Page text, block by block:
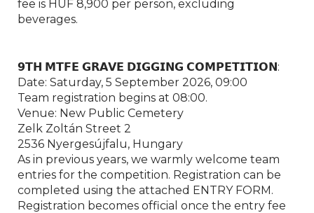
fee is HUF 8,900 per person, excluding
beverages.
𝟵𝗧𝗛 𝗠𝗧𝗙𝗘 𝗚𝗥𝗔𝗩𝗘 𝗗𝗜𝗚𝗚𝗜𝗡𝗚 𝗖𝗢𝗠𝗣𝗘𝗧𝗜𝗧𝗜𝗢𝗡:
Date: Saturday, 5 September 2026, 09:00
Team registration begins at 08:00.
Venue: New Public Cemetery
Zelk Zoltán Street 2
2536 Nyergesújfalu, Hungary
As in previous years, we warmly welcome team
entries for the competition. Registration can be
completed using the attached ENTRY FORM.
Registration becomes official once the entry fee